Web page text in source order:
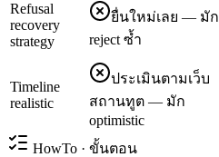
Refusal
recovery
strategy
ยื่นใหม่เลย — มัก
reject ซ้ำ
Timeline
realistic
ประเมินตามเว็บ
สถานทูต — มัก
optimistic
HowTo · ขั้นตอน